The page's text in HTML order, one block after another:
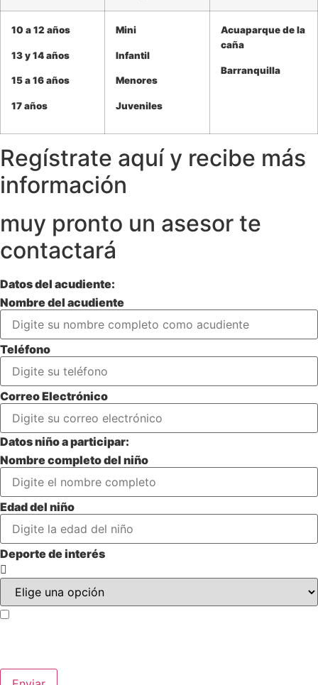
10 a 12 años
13 y 14 años
15 a 16 años
17 años
Mini
Infantil
Menores
Juveniles
Acuaparque de la
caña
Barranquilla
Regístrate aquí y recibe más
información
muy pronto un asesor te
contactará
Datos del acudiente:
Nombre del acudiente
Teléfono
Correo Electrónico
Datos niño a participar:
Nombre completo del niño
Edad del niño
Deporte de interés